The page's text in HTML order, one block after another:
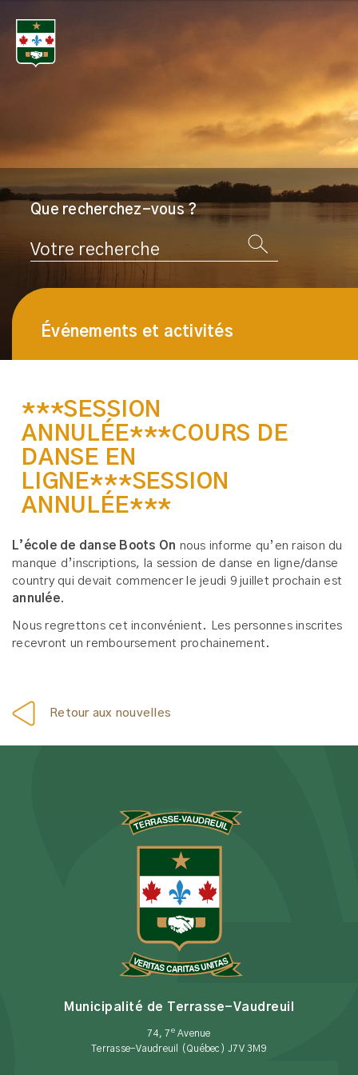
***SESSION
ANNULÉE***COURS DE
DANSE EN
LIGNE***SESSION
ANNULÉE***
Que recherchez-vous ?
Rechercher
Événements et activités
L’école de danse Boots On nous informe qu’en raison du
manque d’inscriptions, la session de danse en ligne/danse
country qui devait commencer le jeudi 9 juillet prochain est
annulée.
Nous regrettons cet inconvénient. Les personnes inscrites
recevront un remboursement prochainement.
Retour aux nouvelles
Municipalité de Terrasse-Vaudreuil
74, 7 eAvenue
Terrasse-Vaudreuil (Québec) J7V 3M9